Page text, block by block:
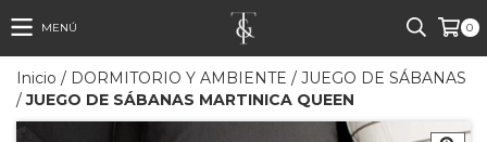
MENÚ 0
Inicio / DORMITORIO Y AMBIENTE / JUEGO DE SÁBANAS
/ JUEGO DE SÁBANAS MARTINICA QUEEN